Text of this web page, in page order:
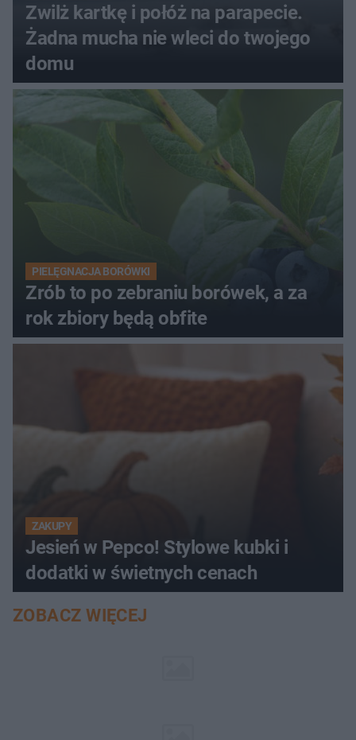
Zwilż kartkę i połóż na parapecie.
Żadna mucha nie wleci do twojego
domu
PIELĘGNACJA BORÓWKI
Zrób to po zebraniu borówek, a za
rok zbiory będą obfite
ZAKUPY
Jesień w Pepco! Stylowe kubki i
dodatki w świetnych cenach
ZOBACZ WIĘCEJ